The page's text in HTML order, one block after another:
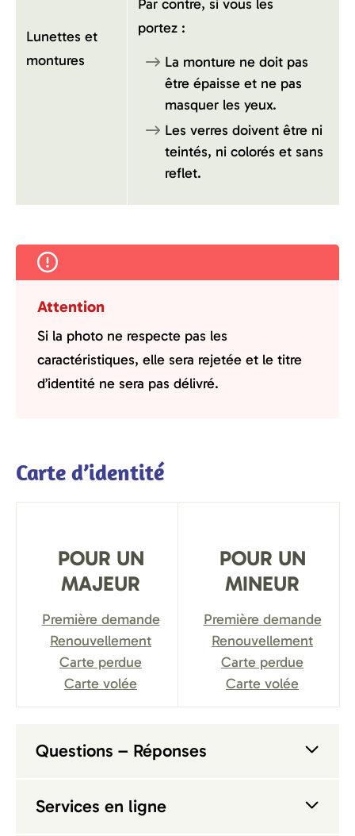
Lunettes et
montures
Par contre, si vous les
portez :
La monture ne doit pas
être épaisse et ne pas
masquer les yeux.
Les verres doivent être ni
teintés, ni colorés et sans
reflet.
Attention
Si la photo ne respecte pas les
caractéristiques, elle sera rejetée et le titre
d’identité ne sera pas délivré.
Carte d’identité
POUR UN
MAJEUR
Première demande
Renouvellement
Carte perdue
Carte volée
POUR UN
MINEUR
Première demande
Renouvellement
Carte perdue
Carte volée
Questions – Réponses
Services en ligne